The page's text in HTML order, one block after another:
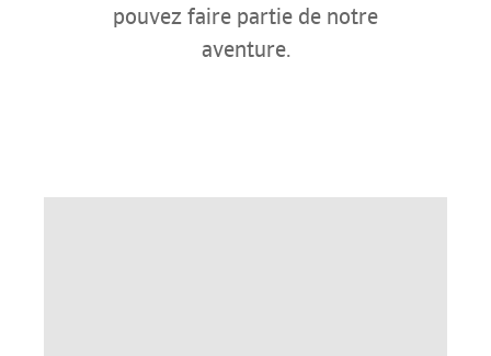
pouvez faire partie de notre
aventure.